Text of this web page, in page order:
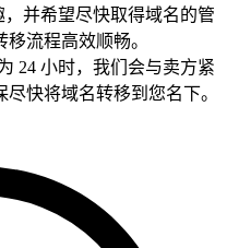
，并希望尽快取得域名的管
流程高效顺畅。
24 小时，我们会与卖方紧
快将域名转移到您名下。